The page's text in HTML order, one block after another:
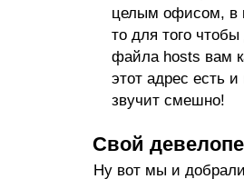
целым офисом, в
то для того
файла hosts вам
этот адрес есть
звучит смешно!
Свой
Ну вот мы и